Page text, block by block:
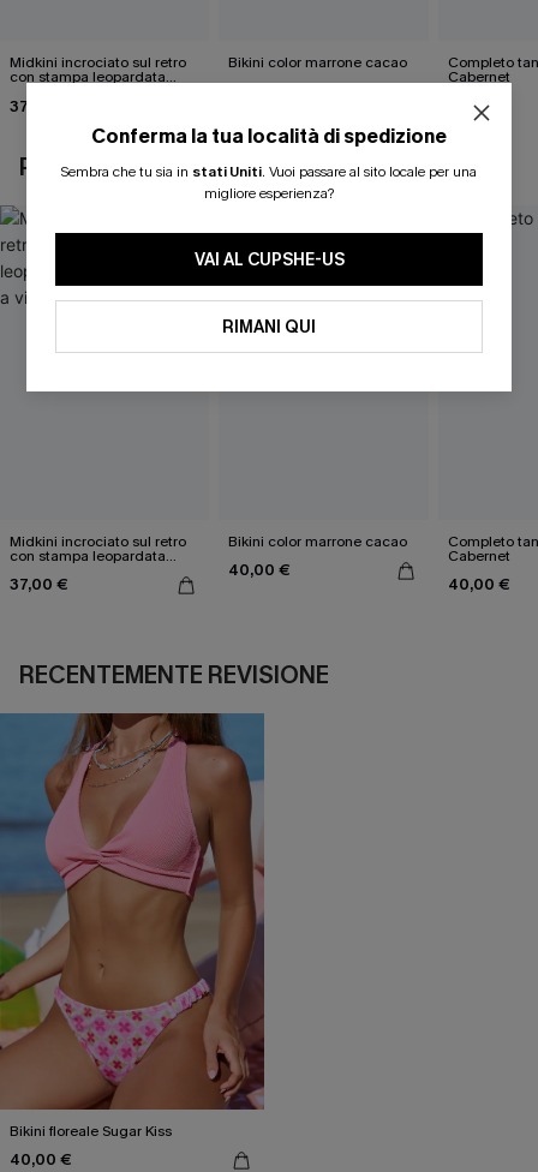
Midkini incrociato sul retro
con stampa leopardata
37,00 €
Bikini color marrone cacao Completo
Cabernet
40,00 €
POTREBBE INTERESSARTI ANCHE
Midkini incrociato sul retro
con stampa leopardata
37,00 €
Bikini color marrone cacao
40,00 €
Completo
Cabernet
40,00 €
RECENTEMENTE REVISIONE
Bikini floreale Sugar Kiss
40,00 €
Conferma la tua località di spedizione
Sembra che tu sia in stati Uniti. Vuoi passare al sito locale per una
migliore esperienza?
VAI AL CUPSHE-US
RIMANI QUI